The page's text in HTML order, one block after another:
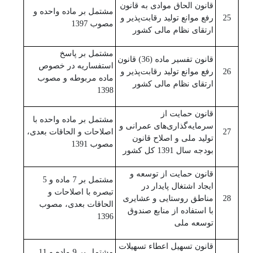
25
قانون الحاق موادی به قانون
رفع موانع تولید رقابت‌پذیر و
ارتقای نظام مالی کشور
مشتمل بر ماده واحده و
مصوب 1397
26
قانون تفسیر ماده (36) قانون
رفع موانع تولید رقابت‌‌پذیر و
ارتقای نظام مالی کشور
مشتمل بر پاسخ
استفساریه در خصوص
ماده مربوطه و مصوب
1398
27
قانون حمایت از
سرمایه‌گذاری‌های عمرانی و
تولید ملی و اصلاح قانون
بودجه سال 1391 کل کشور
مشتمل بر ماده واحده با
اصلاحات و الحاقات بعدی،
مصوب 1391
28
قانون حمایت از توسعه و
ایجاد اشتغال پایدار در
مناطق روستایی و عشایری
با استفاده از منابع صندوق
توسعه ملی
مشتمل بر 7 ماده و 5
تبصره با اصلاحات و
الحاقات بعدی، مصوب
1396
قانون تسهیل اعطاء تسهیلات